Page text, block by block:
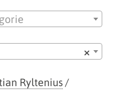
×
Ryltenius/